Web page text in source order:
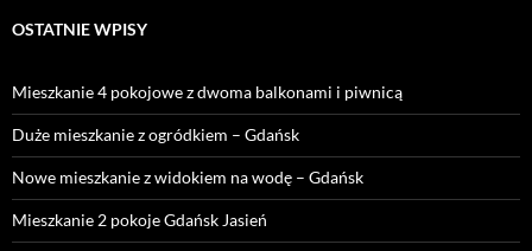
OSTATNIE WPISY
Mieszkanie 4 pokojowe z dwoma balkonami i piwnicą
Duże mieszkanie z ogródkiem – Gdańsk
Nowe mieszkanie z widokiem na wodę – Gdańsk
Mieszkanie 2 pokoje Gdańsk Jasień